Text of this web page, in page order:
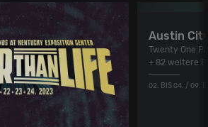
Austin
Twenty One
+ 82 weitere
02. BIS 04. / 09.